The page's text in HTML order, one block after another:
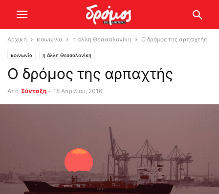
Αρχική κοινωνία η άλλη Θεσσαλονίκη Ο δρόμος της αρπαχτής
κοινωνία η άλλη Θεσσαλονίκη
Ο δρόμος της αρπαχτής
Από Σύνταξη - 18 Απριλίου, 2016